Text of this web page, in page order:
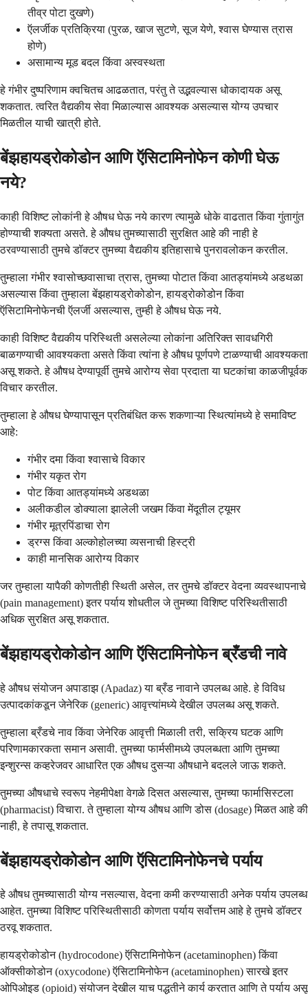
तीव्र पोटा दुखणे)
ऍलर्जीक प्रतिक्रिया (पुरळ, खाज सुटणे, सूज येणे, श्वास घेण्यास त्रास
होणे)
असामान्य मूड बदल किंवा अस्वस्थता
हे गंभीर दुष्परिणाम क्वचितच आढळतात, परंतु ते उद्भवल्यास धोकादायक असू
शकतात. त्वरित वैद्यकीय सेवा मिळाल्यास आवश्यक असल्यास योग्य उपचार
मिळतील याची खात्री होते.
बेंझहायड्रोकोडोन आणि ऍसिटामिनोफेन कोणी घेऊ
नये?
काही विशिष्ट लोकांनी हे औषध घेऊ नये कारण त्यामुळे धोके वाढतात किंवा गुंतागुंत
होण्याची शक्यता असते. हे औषध तुमच्यासाठी सुरक्षित आहे की नाही हे
ठरवण्यासाठी तुमचे डॉक्टर तुमच्या वैद्यकीय इतिहासाचे पुनरावलोकन करतील.
तुम्हाला गंभीर श्वासोच्छवासाचा त्रास, तुमच्या पोटात किंवा आतड्यांमध्ये अडथळा
असल्यास किंवा तुम्हाला बेंझहायड्रोकोडोन, हायड्रोकोडोन किंवा
ऍसिटामिनोफेनची ऍलर्जी असल्यास, तुम्ही हे औषध घेऊ नये.
काही विशिष्ट वैद्यकीय परिस्थिती असलेल्या लोकांना अतिरिक्त सावधगिरी
बाळगण्याची आवश्यकता असते किंवा त्यांना हे औषध पूर्णपणे टाळण्याची आवश्यकता
असू शकते. हे औषध देण्यापूर्वी तुमचे आरोग्य सेवा प्रदाता या घटकांचा काळजीपूर्वक
विचार करतील.
तुम्हाला हे औषध घेण्यापासून प्रतिबंधित करू शकणाऱ्या स्थित्यांमध्ये हे समाविष्ट
आहे:
गंभीर दमा किंवा श्वासाचे विकार
गंभीर यकृत रोग
पोट किंवा आतड्यांमध्ये अडथळा
अलीकडील डोक्याला झालेली जखम किंवा मेंदूतील ट्यूमर
गंभीर मूत्रपिंडाचा रोग
ड्रग्स किंवा अल्कोहोलच्या व्यसनाची हिस्ट्री
काही मानसिक आरोग्य विकार
जर तुम्हाला यापैकी कोणतीही स्थिती असेल, तर तुमचे डॉक्टर वेदना व्यवस्थापनाचे
(pain management) इतर पर्याय शोधतील जे तुमच्या विशिष्ट परिस्थितीसाठी
अधिक सुरक्षित असू शकतात.
बेंझहायड्रोकोडोन आणि ऍसिटामिनोफेन ब्रँडची नावे
हे औषध संयोजन अपाडाझ (Apadaz) या ब्रँड नावाने उपलब्ध आहे. हे विविध
उत्पादकांकडून जेनेरिक (generic) आवृत्त्यांमध्ये देखील उपलब्ध असू शकते.
तुम्हाला ब्रँडचे नाव किंवा जेनेरिक आवृत्ती मिळाली तरी, सक्रिय घटक आणि
परिणामकारकता समान असावी. तुमच्या फार्मसीमध्ये उपलब्धता आणि तुमच्या
इन्शुरन्स कव्हरेजवर आधारित एक औषध दुसऱ्या औषधाने बदलले जाऊ शकते.
तुमच्या औषधाचे स्वरूप नेहमीपेक्षा वेगळे दिसत असल्यास, तुमच्या फार्मासिस्टला
(pharmacist) विचारा. ते तुम्हाला योग्य औषध आणि डोस (dosage) मिळत आहे की
नाही, हे तपासू शकतात.
बेंझहायड्रोकोडोन आणि ऍसिटामिनोफेनचे पर्याय
हे औषध तुमच्यासाठी योग्य नसल्यास, वेदना कमी करण्यासाठी अनेक पर्याय उपलब्ध
आहेत. तुमच्या विशिष्ट परिस्थितीसाठी कोणता पर्याय सर्वोत्तम आहे हे तुमचे डॉक्टर
ठरवू शकतात.
हायड्रोकोडोन (hydrocodone) ऍसिटामिनोफेन (acetaminophen) किंवा
ऑक्सीकोडोन (oxycodone) ऍसिटामिनोफेन (acetaminophen) सारखे इतर
ओपिओइड (opioid) संयोजन देखील याच पद्धतीने कार्य करतात आणि ते पर्याय असू